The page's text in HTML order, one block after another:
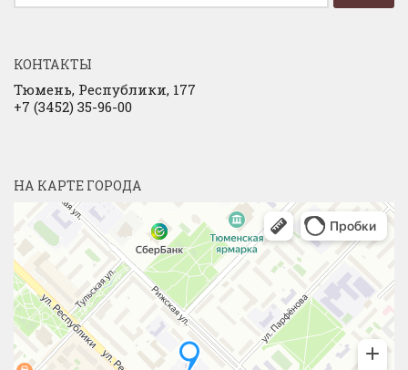
КОНТАКТЫ
Тюмень, Республики, 177
+7 (3452) 35-96-00
НА КАРТЕ ГОРОДА